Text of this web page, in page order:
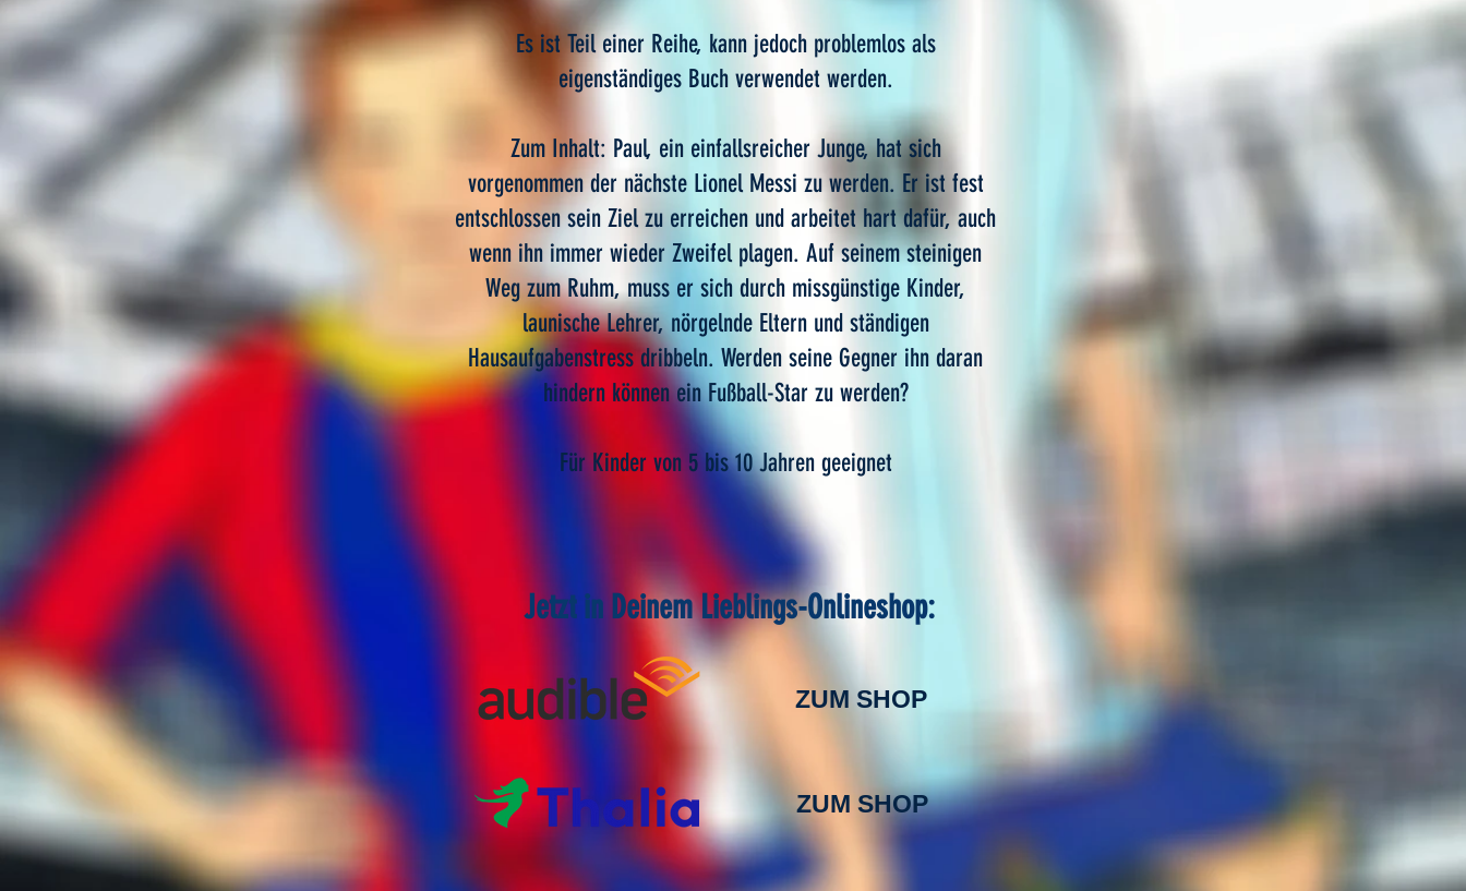
Es ist Teil einer Reihe, kann jedoch problemlos als
eigenständiges Buch verwendet werden.
Zum Inhalt: Paul, ein einfallsreicher Junge, hat sich
vorgenommen der nächste Lionel Messi zu werden. Er ist fest
entschlossen sein Ziel zu erreichen und arbeitet hart dafür, auch
wenn ihn immer wieder Zweifel plagen. Auf seinem steinigen
Weg zum Ruhm, muss er sich durch missgünstige Kinder,
launische Lehrer, nörgelnde Eltern und ständigen
Hausaufgabenstress dribbeln. Werden seine Gegner ihn daran
hindern können ein Fußball-Star zu werden?
Für Kinder von 5 bis 10 Jahren geeignet
Jetzt in Deinem Lieblings-Onlineshop:
ZUM SHOP
ZUM SHOP